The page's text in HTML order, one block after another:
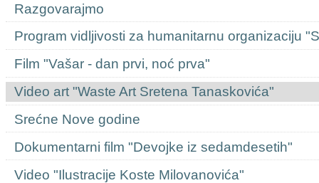
Razgovarajmo
Program vidljivosti za humanitarnu organizaciju
Film "Vašar - dan prvi, noć prva"
Video art "Waste Art Sretena Tanaskovića"
Srećne Nove godine
Dokumentarni film "Devojke iz sedamdesetih"
Video "Ilustracije Koste Milovanovića"